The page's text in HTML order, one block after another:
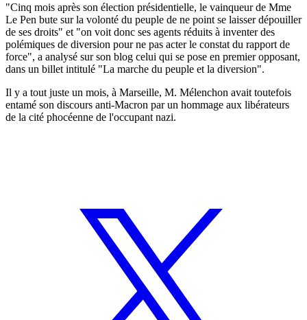
"Cinq mois après son élection présidentielle, le vainqueur de Mme
Le Pen bute sur la volonté du peuple de ne point se laisser dépouiller
de ses droits" et "on voit donc ses agents réduits à inventer des
polémiques de diversion pour ne pas acter le constat du rapport de
force", a analysé sur son blog celui qui se pose en premier opposant,
dans un billet intitulé "La marche du peuple et la diversion".
Il y a tout juste un mois, à Marseille, M. Mélenchon avait toutefois
entamé son discours anti-Macron par un hommage aux libérateurs
de la cité phocéenne de l'occupant nazi.